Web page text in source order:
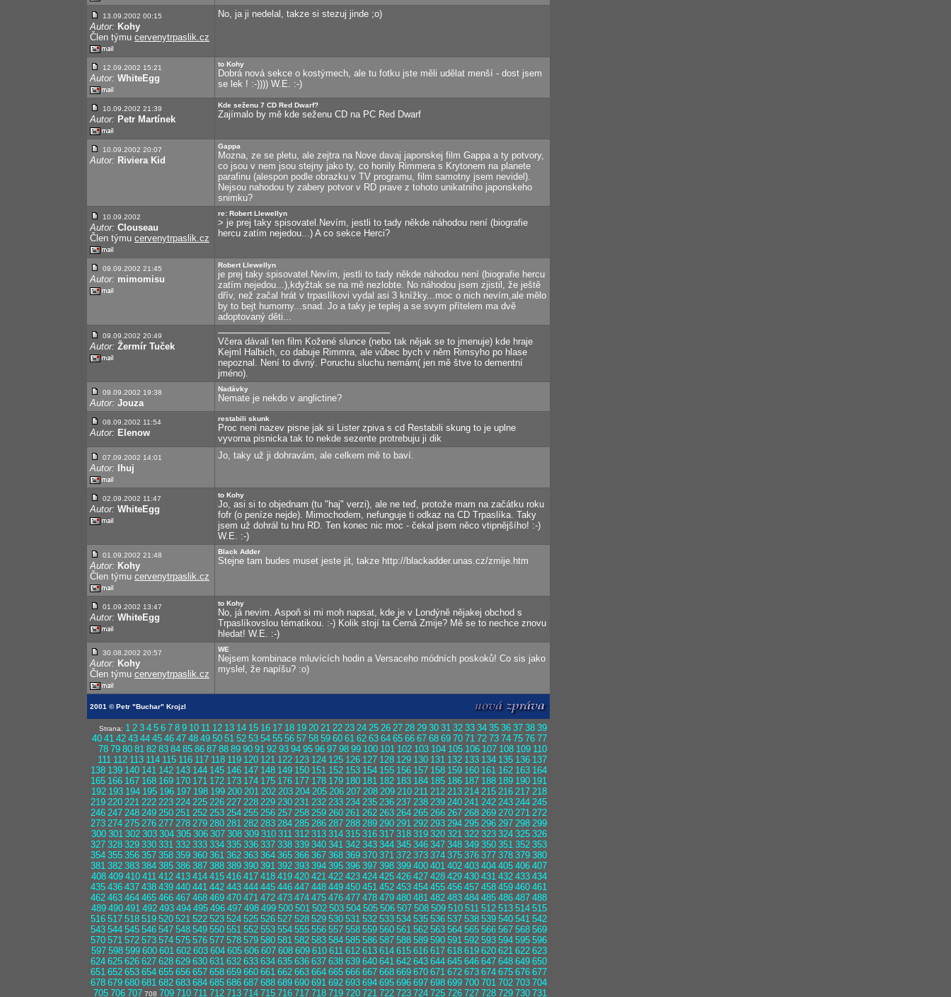
13.09.2002 00:15
Autor: Kohy
Člen týmu cervenytrpaslik.cz
No, ja ji nedelal, takze si stezuj jinde ;o)
12.09.2002 15:21
Autor: WhiteEgg
to Kohy
Dobrá nová sekce o kostýmech, ale tu fotku jste měli udělat menší - dost jsem
se lek ! :-)))) W.E. :-)
10.09.2002 21:39
Autor: Petr Martínek
Kde seženu 7 CD Red Dwarf?
Zajímalo by mě kde seženu CD na PC Red Dwarf
10.09.2002 20:07
Autor: Riviera Kid
Gappa
Mozna, ze se pletu, ale zejtra na Nove davaj japonskej film Gappa a ty potvory,
co jsou v nem jsou stejny jako ty, co honily Rimmera s Krytonem na planete
parafinu (alespon podle obrazku v TV programu, film samotny jsem nevidel).
Nejsou nahodou ty zabery potvor v RD prave z tohoto unikatniho japonskeho
snimku?
10.09.2002
Autor: Clouseau
Člen týmu cervenytrpaslik.cz
re: Robert Llewellyn
> je prej taky spisovatel.Nevím, jestli to tady někde náhodou není (biografie
hercu zatím nejedou...) A co sekce Herci?
09.09.2002 21:45
Autor: mimomisu
Robert Llewellyn
je prej taky spisovatel.Nevím, jestli to tady někde náhodou není (biografie hercu
zatím nejedou...),kdyžtak se na mě nezlobte. No náhodou jsem zjistil, že ještě
dřív, než začal hrát v trpaslíkovi vydal asi 3 knížky...moc o nich nevím,ale mělo
by to bejt humorny...snad. Jo a taky je teplej a se svym přítelem ma dvě
adoptovaný děti...
09.09.2002 20:49
Autor: Žermír Tuček
---------------------------------------------------------------------------------
Včera dávali ten film Kožené slunce (nebo tak nějak se to jmenuje) kde hraje
Kejml Halbich, co dabuje Rimmra, ale vůbec bych v něm Rimsyho po hlase
nepoznal. Není to divný. Poruchu sluchu nemám( jen mě štve to dementní
jméno).
09.09.2002 19:38
Autor: Jouza
Nadávky
Nemate je nekdo v anglictine?
08.09.2002 11:54
Autor: Elenow
restabili skunk
Proc neni nazev pisne jak si Lister zpiva s cd Restabili skung to je uplne
vyvorna pisnicka tak to nekde sezente protrebuju ji dik
07.09.2002 14:01
Autor: Ihuj
Jo, taky už ji dohravám, ale celkem mě to baví.
02.09.2002 11:47
Autor: WhiteEgg
to Kohy
Jo, asi si to objednam (tu "haj" verzi), ale ne teď, protože mam na začátku roku
fofr (o peníze nejde). Mimochodem, nefunguje ti odkaz na CD Trpaslíka. Taky
jsem už dohrál tu hru RD. Ten konec nic moc - čekal jsem něco vtipnějšího! :-)
W.E. :-)
01.09.2002 21:48
Autor: Kohy
Člen týmu cervenytrpaslik.cz
Black Adder
Stejne tam budes muset jeste jit, takze http://blackadder.unas.cz/zmije.htm
01.09.2002 13:47
Autor: WhiteEgg
to Kohy
No, já nevim. Aspoň si mi moh napsat, kde je v Londýně nějakej obchod s
Trpaslíkovslou tématikou. :-) Kolik stojí ta Černá Zmije? Mě se to nechce znovu
hledat! W.E. :-)
30.08.2002 20:57
Autor: Kohy
Člen týmu cervenytrpaslik.cz
WE
Nejsem kombinace mluvících hodin a Versaceho módních poskoků! Co sis jako
myslel, že napíšu? :o)
2001 © Petr "Buchar" Krojzl
Strana: 1 2 3 4 5 6 7 8 9 10 11 12 13 14 15 16 17 18 19 20 21 22 23 24 25 26 27 28 29 30 31 32 33 34 35 36 37 38 39
40 41 42 43 44 45 46 47 48 49 50 51 52 53 54 55 56 57 58 59 60 61 62 63 64 65 66 67 68 69 70 71 72 73 74 75 76 77
78 79 80 81 82 83 84 85 86 87 88 89 90 91 92 93 94 95 96 97 98 99 100 101 102 103 104 105 106 107 108 109 110
111 112 113 114 115 116 117 118 119 120 121 122 123 124 125 126 127 128 129 130 131 132 133 134 135 136 137
138 139 140 141 142 143 144 145 146 147 148 149 150 151 152 153 154 155 156 157 158 159 160 161 162 163 164
165 166 167 168 169 170 171 172 173 174 175 176 177 178 179 180 181 182 183 184 185 186 187 188 189 190 191
192 193 194 195 196 197 198 199 200 201 202 203 204 205 206 207 208 209 210 211 212 213 214 215 216 217 218
219 220 221 222 223 224 225 226 227 228 229 230 231 232 233 234 235 236 237 238 239 240 241 242 243 244 245
246 247 248 249 250 251 252 253 254 255 256 257 258 259 260 261 262 263 264 265 266 267 268 269 270 271 272
273 274 275 276 277 278 279 280 281 282 283 284 285 286 287 288 289 290 291 292 293 294 295 296 297 298 299
300 301 302 303 304 305 306 307 308 309 310 311 312 313 314 315 316 317 318 319 320 321 322 323 324 325 326
327 328 329 330 331 332 333 334 335 336 337 338 339 340 341 342 343 344 345 346 347 348 349 350 351 352 353
354 355 356 357 358 359 360 361 362 363 364 365 366 367 368 369 370 371 372 373 374 375 376 377 378 379 380
381 382 383 384 385 386 387 388 389 390 391 392 393 394 395 396 397 398 399 400 401 402 403 404 405 406 407
408 409 410 411 412 413 414 415 416 417 418 419 420 421 422 423 424 425 426 427 428 429 430 431 432 433 434
435 436 437 438 439 440 441 442 443 444 445 446 447 448 449 450 451 452 453 454 455 456 457 458 459 460 461
462 463 464 465 466 467 468 469 470 471 472 473 474 475 476 477 478 479 480 481 482 483 484 485 486 487 488
489 490 491 492 493 494 495 496 497 498 499 500 501 502 503 504 505 506 507 508 509 510 511 512 513 514 515
516 517 518 519 520 521 522 523 524 525 526 527 528 529 530 531 532 533 534 535 536 537 538 539 540 541 542
543 544 545 546 547 548 549 550 551 552 553 554 555 556 557 558 559 560 561 562 563 564 565 566 567 568 569
570 571 572 573 574 575 576 577 578 579 580 581 582 583 584 585 586 587 588 589 590 591 592 593 594 595 596
597 598 599 600 601 602 603 604 605 606 607 608 609 610 611 612 613 614 615 616 617 618 619 620 621 622 623
624 625 626 627 628 629 630 631 632 633 634 635 636 637 638 639 640 641 642 643 644 645 646 647 648 649 650
651 652 653 654 655 656 657 658 659 660 661 662 663 664 665 666 667 668 669 670 671 672 673 674 675 676 677
678 679 680 681 682 683 684 685 686 687 688 689 690 691 692 693 694 695 696 697 698 699 700 701 702 703 704
705 706 707 708 709 710 711 712 713 714 715 716 717 718 719 720 721 722 723 724 725 726 727 728 729 730 731